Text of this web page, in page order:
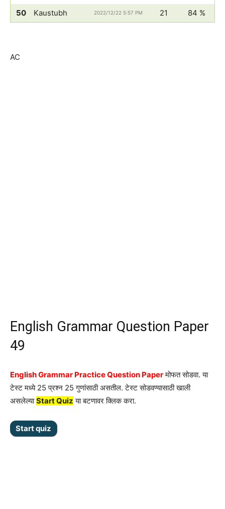
50 Kaustubh 2022/12/22 5:57 PM 21 84 %
AC
English Grammar Question Paper
49
English Grammar Practice Question Paperमोफत सोडवा. या
टेस्ट मध्ये 25 प्रश्न 25 गुणांसाठी असतील. टेस्ट सोडवण्यासाठी खाली
असलेल्याStart Quiz या बटणावर क्लिक करा.